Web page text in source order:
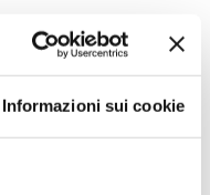
Informazioni sui cookie